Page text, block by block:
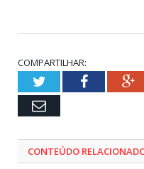
COMPARTILHAR:
TwitterFacebook
Email
CONTEÚDO